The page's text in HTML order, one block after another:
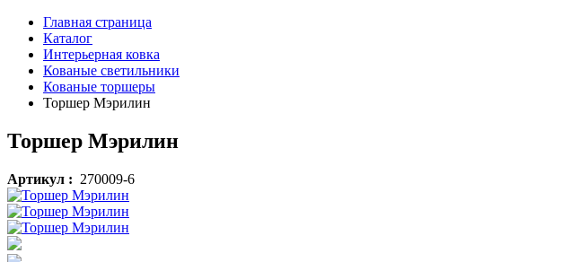
Главная страница
Каталог
Интерьерная ковка
Кованые светильники
Кованые торшеры
Торшер Мэрилин
Торшер Мэрилин
Артикул : 270009-6